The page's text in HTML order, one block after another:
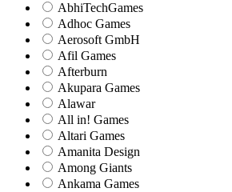
AbhiTechGames
Adhoc Games
Aerosoft GmbH
Afil Games
Afterburn
Akupara Games
Alawar
All in! Games
Altari Games
Amanita Design
Among Giants
Ankama Games